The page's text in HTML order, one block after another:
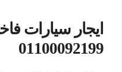
ايجار سيارات
01100092199